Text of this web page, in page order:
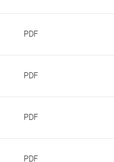
PDF
PDF
PDF
PDF